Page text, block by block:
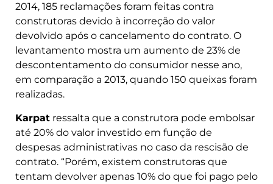
2014, 185 reclamações foram feitas contra
construtoras devido à incorreção do valor
devolvido após o cancelamento do contrato. O
levantamento mostra um aumento de 23% de
descontentamento do consumidor nesse ano,
em comparação a 2013, quando 150 queixas foram
realizadas.
Karpat ressalta que a construtora pode embolsar
até 20% do valor investido em função de
despesas administrativas no caso da rescisão de
contrato. “Porém, existem construtoras que
tentam devolver apenas 10% do que foi pago pelo